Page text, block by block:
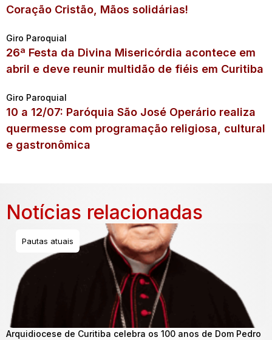
Coração Cristão, Mãos solidárias!
Giro Paroquial
26ª Festa da Divina Misericórdia acontece em
abril e deve reunir multidão de fiéis em Curitiba
Giro Paroquial
10 a 12/07: Paróquia São José Operário realiza
quermesse com programação religiosa, cultural
e gastronômica
Notícias relacionadas
Pautas atuais
Arquidiocese de Curitiba celebra os 100 anos de Dom Pedro